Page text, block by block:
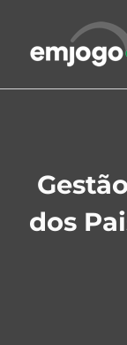
content
dos